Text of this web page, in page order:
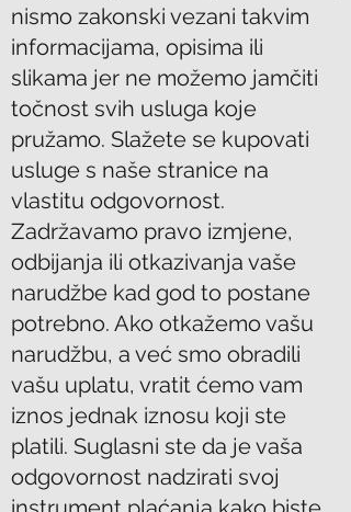
nismo zakonski vezani takvim
informacijama, opisima ili
slikama jer ne možemo jamčiti
točnost svih usluga koje
pružamo. Slažete se kupovati
usluge s naše stranice na
vlastitu odgovornost.
Zadržavamo pravo izmjene,
odbijanja ili otkazivanja vaše
narudžbe kad god to postane
potrebno. Ako otkažemo vašu
narudžbu, a već smo obradili
vašu uplatu, vratit ćemo vam
iznos jednak iznosu koji ste
platili. Suglasni ste da je vaša
odgovornost nadzirati svoj